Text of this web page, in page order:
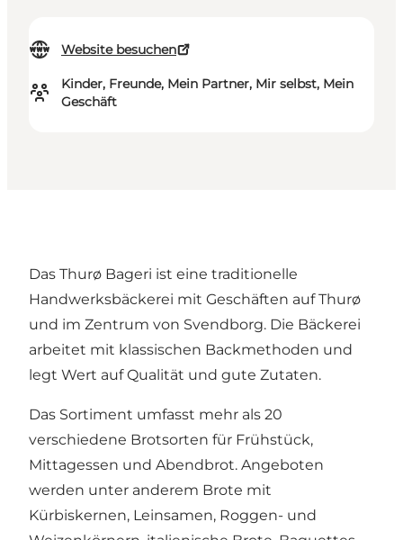
Website besuchen
Kinder, Freunde, Mein Partner, Mir selbst, Mein
Geschäft
Das Thurø Bageri ist eine traditionelle
Handwerksbäckerei mit Geschäften auf Thurø
und im Zentrum von Svendborg. Die Bäckerei
arbeitet mit klassischen Backmethoden und
legt Wert auf Qualität und gute Zutaten.
Das Sortiment umfasst mehr als 20
verschiedene Brotsorten für Frühstück,
Mittagessen und Abendbrot. Angeboten
werden unter anderem Brote mit
Kürbiskernen, Leinsamen, Roggen- und